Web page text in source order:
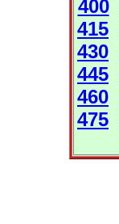
400
415
430
445
460
475